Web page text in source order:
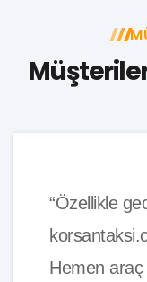
“Özellikle
Hemen